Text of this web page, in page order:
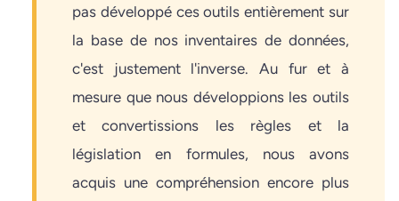
pas développé ces outils entièrement sur
la base de nos inventaires de données,
c'est justement l'inverse. Au fur et à
mesure que nous développions les outils
et convertissions les règles et la
législation en formules, nous avons
acquis une compréhension encore plus